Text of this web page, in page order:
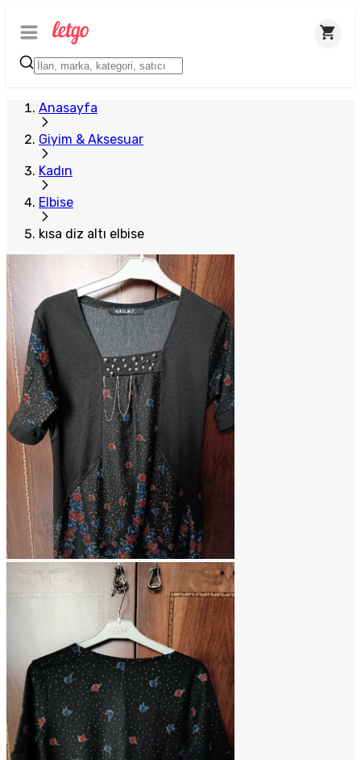
Anasayfa
Giyim & Aksesuar
Kadın
Elbise
kısa diz altı elbise